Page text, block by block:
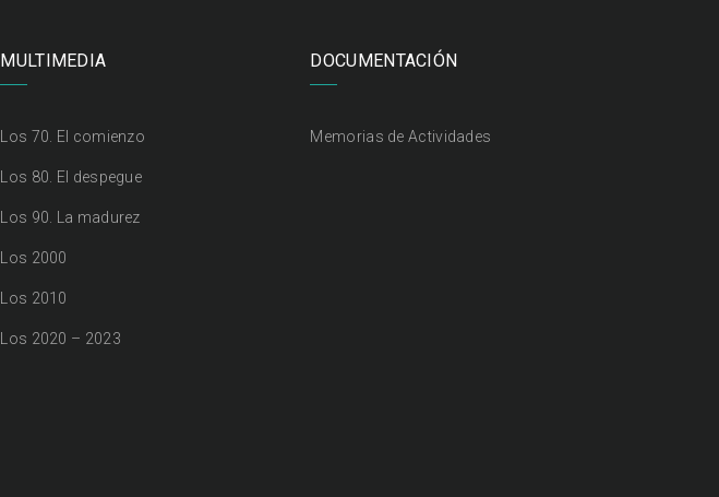
MULTIMEDIA
Los 70. El comienzo
Los 80. El despegue
Los 90. La madurez
Los 2000
Los 2010
Los 2020 – 2023
DOCUMENTACIÓN
Memorias de Actividades